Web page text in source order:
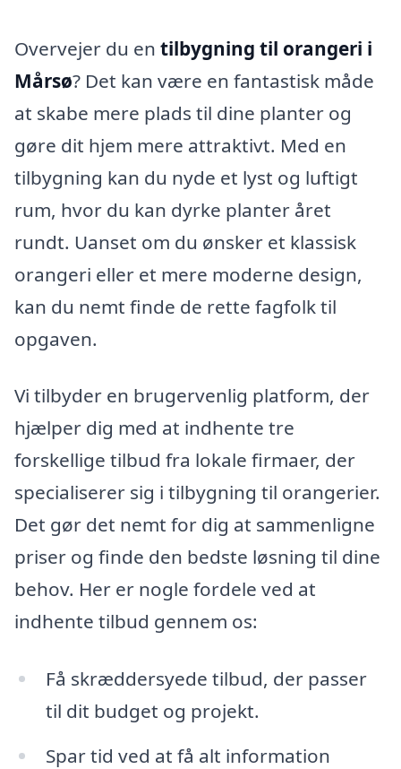
Overvejer du en tilbygning til orangeri i
Mårsø? Det kan være en fantastisk måde
at skabe mere plads til dine planter og
gøre dit hjem mere attraktivt. Med en
tilbygning kan du nyde et lyst og luftigt
rum, hvor du kan dyrke planter året
rundt. Uanset om du ønsker et klassisk
orangeri eller et mere moderne design,
kan du nemt finde de rette fagfolk til
opgaven.
Vi tilbyder en brugervenlig platform, der
hjælper dig med at indhente tre
forskellige tilbud fra lokale firmaer, der
specialiserer sig i tilbygning til orangerier.
Det gør det nemt for dig at sammenligne
priser og finde den bedste løsning til dine
behov. Her er nogle fordele ved at
indhente tilbud gennem os:
Få skræddersyede tilbud, der passer
til dit budget og projekt.
Spar tid ved at få alt information